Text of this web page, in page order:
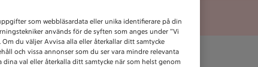
Unknown error
som webbläsardata eller unika identifierare på din
används för de syften som anges under ”Vi
du väljer Avvisa alla eller återkallar ditt samtycke
och vissa annonser som du ser vara mindre relevanta
val eller återkalla ditt samtycke när som helst genom